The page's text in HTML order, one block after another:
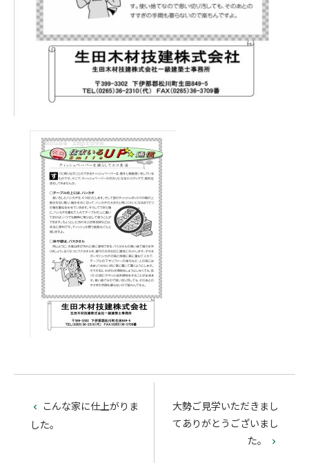

こんな家に仕上がりま
した。
大勢ご見学いただきまし
てありがとうございまし
た。
